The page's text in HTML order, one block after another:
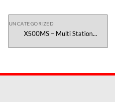
UNCATEGORIZED
X500MS – Multi Station